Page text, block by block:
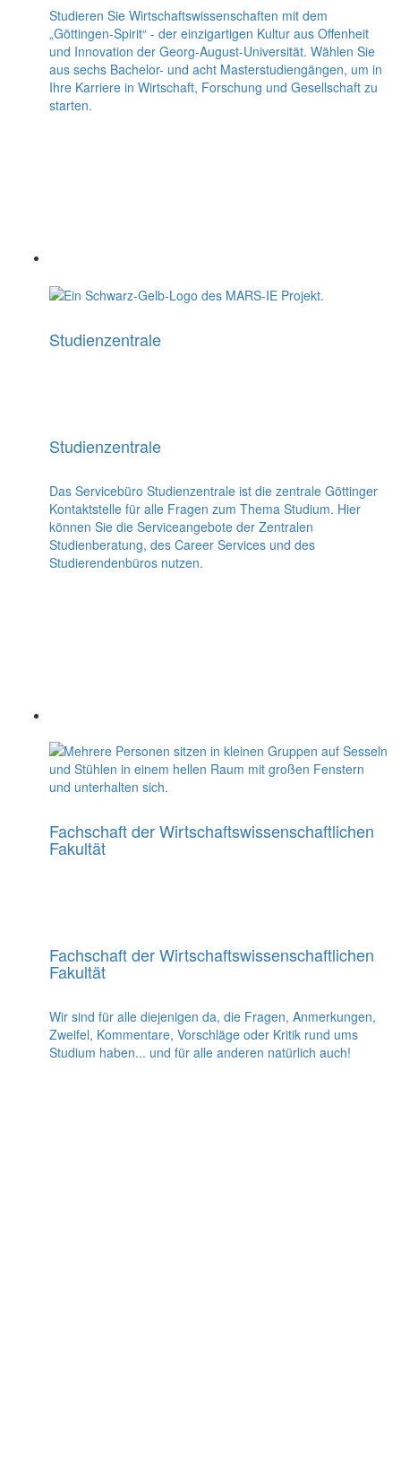
Studieren Sie Wirtschaftswissenschaften mit dem
„Göttingen-Spirit“ - der einzigartigen Kultur aus Offenheit
und Innovation der Georg-August-Universität. Wählen Sie
aus sechs Bachelor- und acht Masterstudiengängen, um in
Ihre Karriere in Wirtschaft, Forschung und Gesellschaft zu
starten.
Studienzentrale
Studienzentrale
Das Servicebüro Studienzentrale ist die zentrale Göttinger
Kontaktstelle für alle Fragen zum Thema Studium. Hier
können Sie die Serviceangebote der Zentralen
Studienberatung, des Career Services und des
Studierendenbüros nutzen.
Fachschaft der Wirtschaftswissenschaftlichen
Fakultät
Fachschaft der Wirtschaftswissenschaftlichen
Fakultät
Wir sind für alle diejenigen da, die Fragen, Anmerkungen,
Zweifel, Kommentare, Vorschläge oder Kritik rund ums
Studium haben... und für alle anderen natürlich auch!